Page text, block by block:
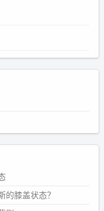
的膝盖状态？